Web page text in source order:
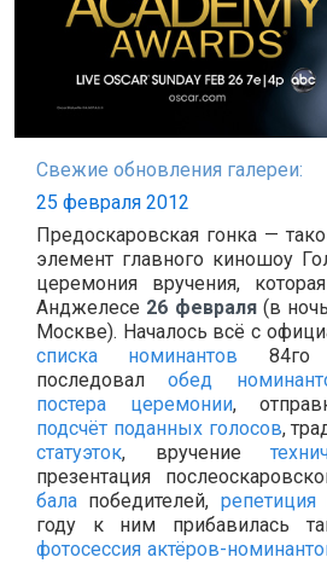
Свежие обновления галереи:
25 февраля 2012
Предоскаровская гонка —
элемент главного киношоу
церемония вручения,
Анджелесе 26 февраля(в
Москве). Началось всё с
списка номинантов
последовалобед
постера церемонии,
подсчёт поданных голосов,
статуэток, вручение
презентация
бала победителей,
году к ним прибавилась
фотосессия актёров-